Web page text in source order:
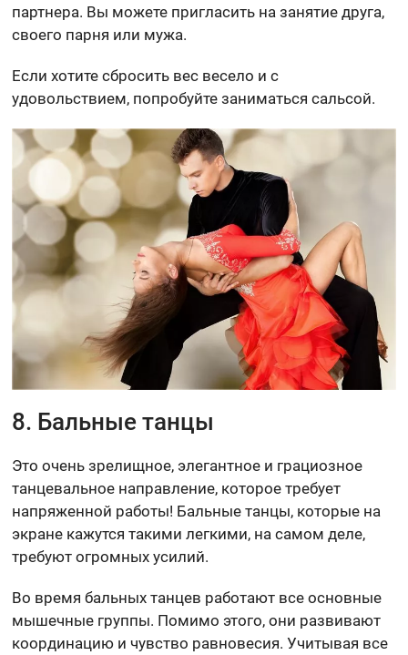
партнера. Вы можете пригласить на занятие друга,
своего парня или мужа.
Если хотите сбросить вес весело и с
удовольствием, попробуйте заниматься сальсой.
8. Бальные танцы
Это очень зрелищное, элегантное и грациозное
танцевальное направление, которое требует
напряженной работы! Бальные танцы, которые на
экране кажутся такими легкими, на самом деле,
требуют огромных усилий.
Во время бальных танцев работают все основные
мышечные группы. Помимо этого, они развивают
координацию и чувство равновесия. Учитывая все